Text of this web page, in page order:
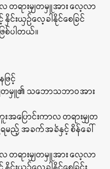
လ တရားမျှတမှူအား လေ့လာ
နှင့် နှိင်းယှဉ်လေ့ခါနိုင်စေခြင်
စ်ပါတယ်။
ြင့်
ျှတမှူ၏ သဘောသဘာဝအား
ြောင်းကာလ တရားမျှတ
မည့် အခက်အခဲနှင့် စိန်ခေါ်
လ တရားမျှတမှူအား လေ့လာ
င့် နှိင်းယှဉ်လေ့ခါနိုင်စေခြင်း